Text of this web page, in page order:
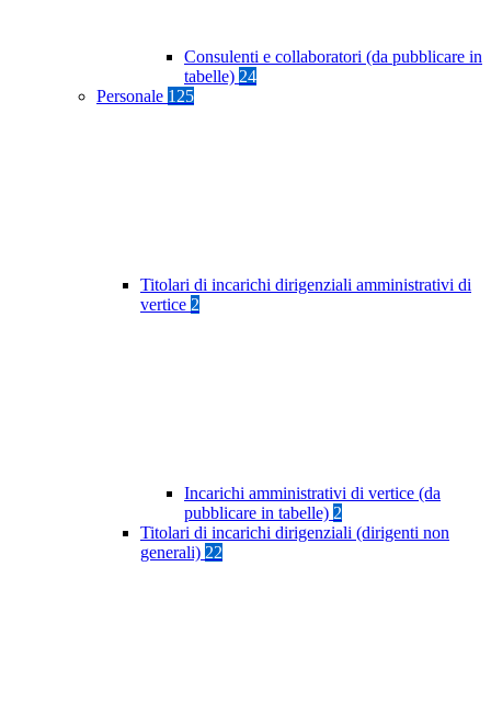
Consulenti e collaboratori (da pubblicare in
tabelle) 24
Personale 125
Titolari di incarichi dirigenziali amministrativi di
vertice 2
Incarichi amministrativi di vertice (da
pubblicare in tabelle) 2
Titolari di incarichi dirigenziali (dirigenti non
generali) 22